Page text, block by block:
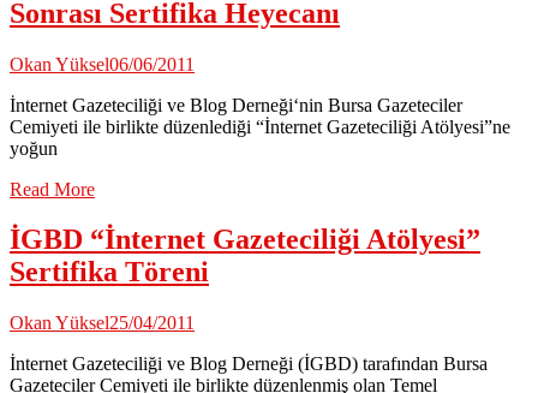
Sonrası Sertifika Heyecanı
Okan Yüksel06/06/2011
İnternet Gazeteciliği ve Blog Derneği‘nin Bursa Gazeteciler
Cemiyeti ile birlikte düzenlediği “İnternet Gazeteciliği Atölyesi”ne
yoğun
Read More
İGBD “İnternet Gazeteciliği Atölyesi”
Sertifika Töreni
Okan Yüksel25/04/2011
İnternet Gazeteciliği ve Blog Derneği (İGBD) tarafından Bursa
Gazeteciler Cemiyeti ile birlikte düzenlenmiş olan Temel